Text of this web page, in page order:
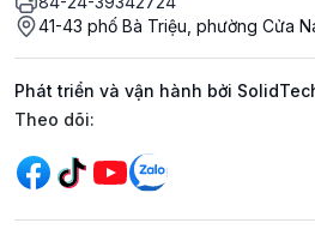
41-43 phố Bà Triệu, phường Cửa
Phát triển và vận hành bởi
Mạng xã hội
Theo dõi: